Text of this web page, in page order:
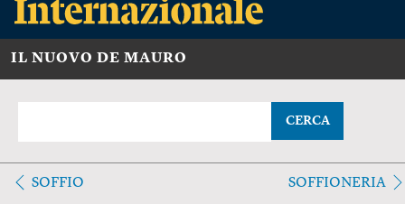
IL NUOVO DE MAURO
CERCA
SOFFIO SOFFIONERIA